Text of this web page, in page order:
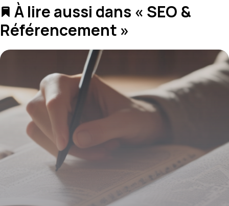
À lire aussi dans « SEO &
Référencement »